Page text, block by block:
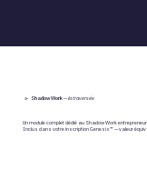
Un module complet dédié au Shadow Work
Inclus dans votre inscription Genesis™ — valeur
⌱ Shadow Work—la traversée